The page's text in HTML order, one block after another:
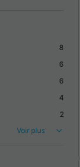
8
6
6
4
2
Voir plus